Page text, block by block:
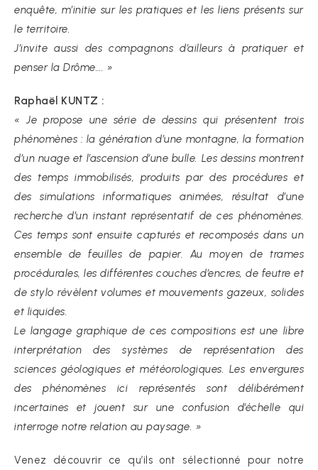
enquête, m’initie sur les pratiques et les liens présents sur
le territoire.
J’invite aussi des compagnons d’ailleurs à pratiquer et
penser la Drôme…. »
Raphaël KUNTZ :
« Je propose une série de dessins qui présentent trois
phénomènes : la génération d’une montagne, la formation
d’un nuage et l’ascension d’une bulle. Les dessins montrent
des temps immobilisés, produits par des procédures et
des simulations informatiques animées, résultat d’une
recherche d’un instant représentatif de ces phénomènes.
Ces temps sont ensuite capturés et recomposés dans un
ensemble de feuilles de papier. Au moyen de trames
procédurales, les différentes couches d’encres, de feutre et
de stylo révèlent volumes et mouvements gazeux, solides
et liquides.
Le langage graphique de ces compositions est une libre
interprétation des systèmes de représentation des
sciences géologiques et météorologiques. Les envergures
des phénomènes ici représentés sont délibérément
incertaines et jouent sur une confusion d’échelle qui
interroge notre relation au paysage. »
Venez découvrir ce qu’ils ont sélectionné pour notre